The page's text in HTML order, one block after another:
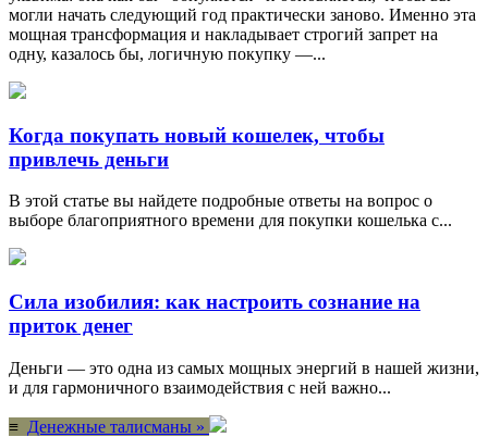
могли начать следующий год практически заново. Именно эта
мощная трансформация и накладывает строгий запрет на
одну, казалось бы, логичную покупку —...
Когда покупать новый кошелек, чтобы
привлечь деньги
В этой статье вы найдете подробные ответы на вопрос о
выборе благоприятного времени для покупки кошелька с...
Сила изобилия: как настроить сознание на
приток денег
Деньги — это одна из самых мощных энергий в нашей жизни,
и для гармоничного взаимодействия с ней важно...
≡ Денежные талисманы »